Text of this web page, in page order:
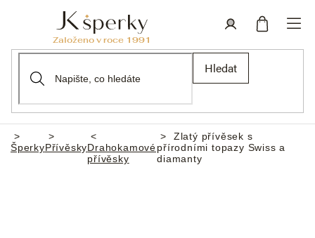
Hledat
Domů
ŠperkyPřívěskyDrahokamové
přívěsky
Zlatý přívěsek s
přírodními topazy Swiss a
diamanty